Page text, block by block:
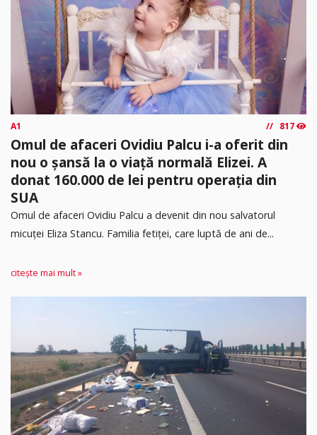
A1 817
Omul de afaceri Ovidiu Palcu i-a oferit din
nou o șansă la o viață normală Elizei. A
donat 160.000 de lei pentru operația din
SUA
Omul de afaceri Ovidiu Palcu a devenit din nou salvatorul
micuței Eliza Stancu. Familia fetiței, care luptă de ani de...
citește mai mult »